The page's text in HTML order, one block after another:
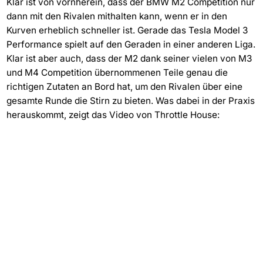
dann mit den Rivalen mithalten kann, wenn er in den
Kurven erheblich schneller ist. Gerade das Tesla Model 3
Performance spielt auf den Geraden in einer anderen Liga.
Klar ist aber auch, dass der M2 dank seiner vielen von M3
und M4 Competition übernommenen Teile genau die
richtigen Zutaten an Bord hat, um den Rivalen über eine
gesamte Runde die Stirn zu bieten. Was dabei in der Praxis
herauskommt, zeigt das Video von Throttle House: